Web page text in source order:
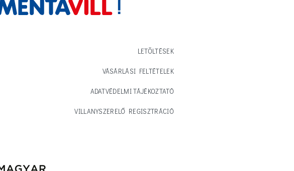
LETÖLTÉSEK
VÁSÁRLÁSI FELTÉTELEK
ADATVÉDELMI TÁJÉKOZTATÓ
VILLANYSZERELŐ REGISZTRÁCIÓ